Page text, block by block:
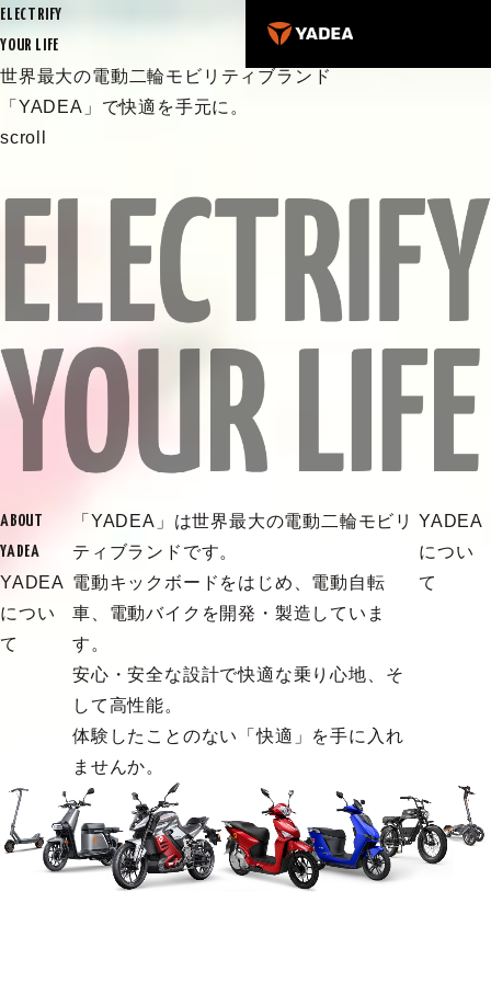
ELECTRIFY
YOUR LIFE
世界最大の電動二輪モビリティブランド
「YADEA」で快適を手元に。
scroll
ABOUT
YADEA
YADEA
につい
て
「YADEA」は世界最大の電動二輪モビリ
ティブランドです。
電動キックボードをはじめ、電動自転
車、電動バイクを開発・製造していま
す。
安心・安全な設計で快適な乗り心地、そ
して高性能。
体験したことのない「快適」を手に入れ
ませんか。
YADEA
につい
て